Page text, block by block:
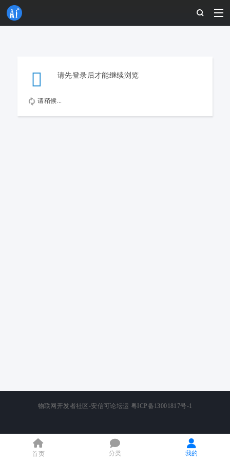
请先登录后才能继续浏览
请稍候...
首页 分类 我的
物联网开发者社区-安信可论坛运 粤ICP备13001817号-1